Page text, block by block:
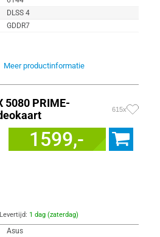
DLSS 4
GDDR7
Meer productinformatie
5080 PRIME-
615x
1599,-
1 dag (zaterdag)
Asus